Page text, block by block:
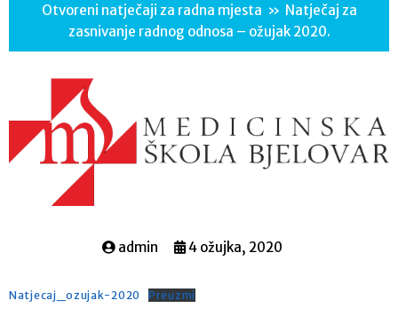
Otvoreni natječaji za radna mjesta » Natječaj za
zasnivanje radnog odnosa – ožujak 2020.
admin 4 ožujka, 2020
Natjecaj_ozujak-2020 Preuzmi